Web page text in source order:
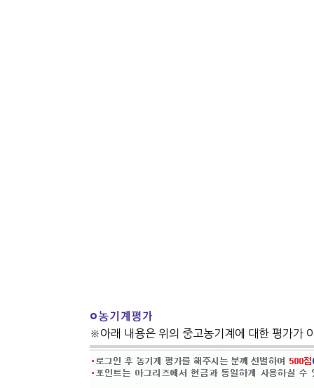
※아래 내용은 위의 중고농기계에 대한 평가가